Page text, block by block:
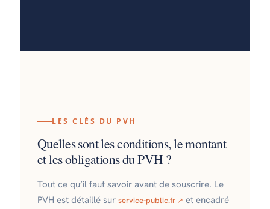
LES CLÉS DU PVH
Quelles sont les conditions, le montant
et les obligations du PVH ?
Tout ce qu’il faut savoir avant de souscrire. Le
PVH est détaillé sur service-public.fr
et encadré